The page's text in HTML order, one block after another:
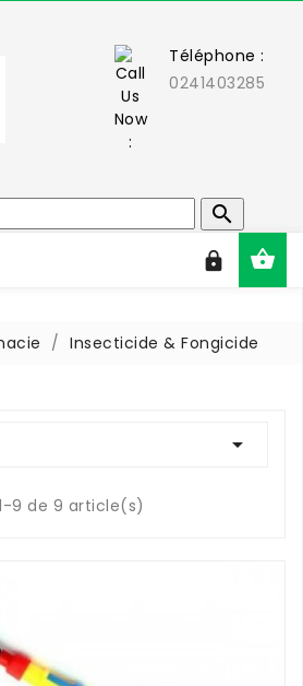
Téléphone :
0241403285



Insecticide & Fongicide

9 de 9 article(s)